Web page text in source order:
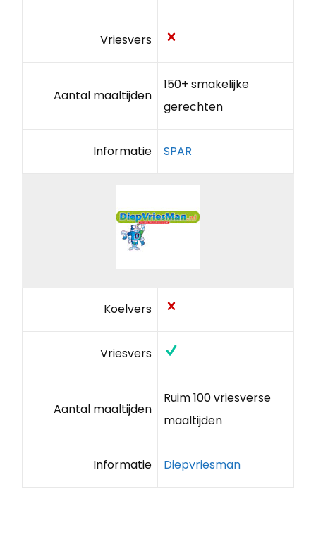
Vriesvers
Aantal maaltijden
150+ smakelijke
gerechten
Informatie SPAR
Koelvers
Vriesvers
Aantal maaltijden
Ruim 100 vriesverse
maaltijden
Informatie Diepvriesman